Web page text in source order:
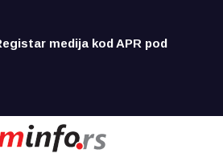
medija kod APR pod